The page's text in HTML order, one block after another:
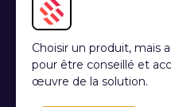
Un partenaire au-
Nous avons trouvé
prestataire : un